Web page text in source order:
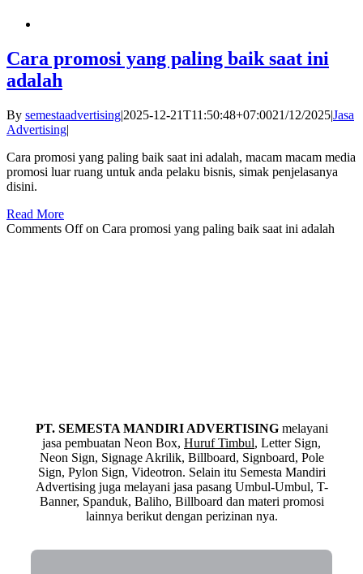
Cara promosi yang paling baik saat ini
adalah
By semestaadvertising|2025-12-21T11:50:48+07:0021/12/2025|Jasa
Advertising|
Cara promosi yang paling baik saat ini adalah, macam macam media
promosi luar ruang untuk anda pelaku bisnis, simak penjelasanya
disini.
Read More
Comments Offon Cara promosi yang paling baik saat ini adalah
PT. SEMESTA MANDIRI ADVERTISINGmelayani
jasa pembuatan Neon Box, Huruf Timbul, Letter Sign,
Neon Sign, Signage Akrilik, Billboard, Signboard, Pole
Sign, Pylon Sign, Videotron. Selain itu Semesta Mandiri
Advertising juga melayani jasa pasang Umbul-Umbul, T-
Banner, Spanduk, Baliho, Billboard dan materi promosi
lainnya berikut dengan perizinan nya.